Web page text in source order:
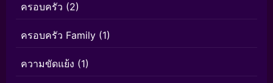
ครอบครัว (2)
ครอบครัว Family (1)
ความขัดแย้ง (1)